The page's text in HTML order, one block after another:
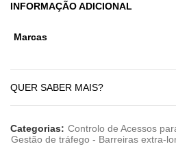
INFORMAÇÃO ADICIONAL
Marcas
QUER SABER MAIS?
Categorias: Controlo de Acessos
Gestão de tráfego - Barreiras extra-